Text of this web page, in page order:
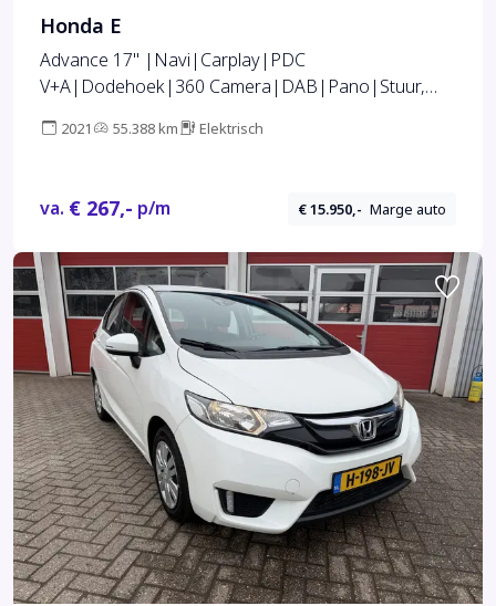
Honda E
Advance 17" |Navi|Carplay|PDC
V+A|Dodehoek|360 Camera|DAB|Pano|Stuur,
2021 55.388 km Elektrisch
va. € 267,- p/m € 15.950,- Marge auto